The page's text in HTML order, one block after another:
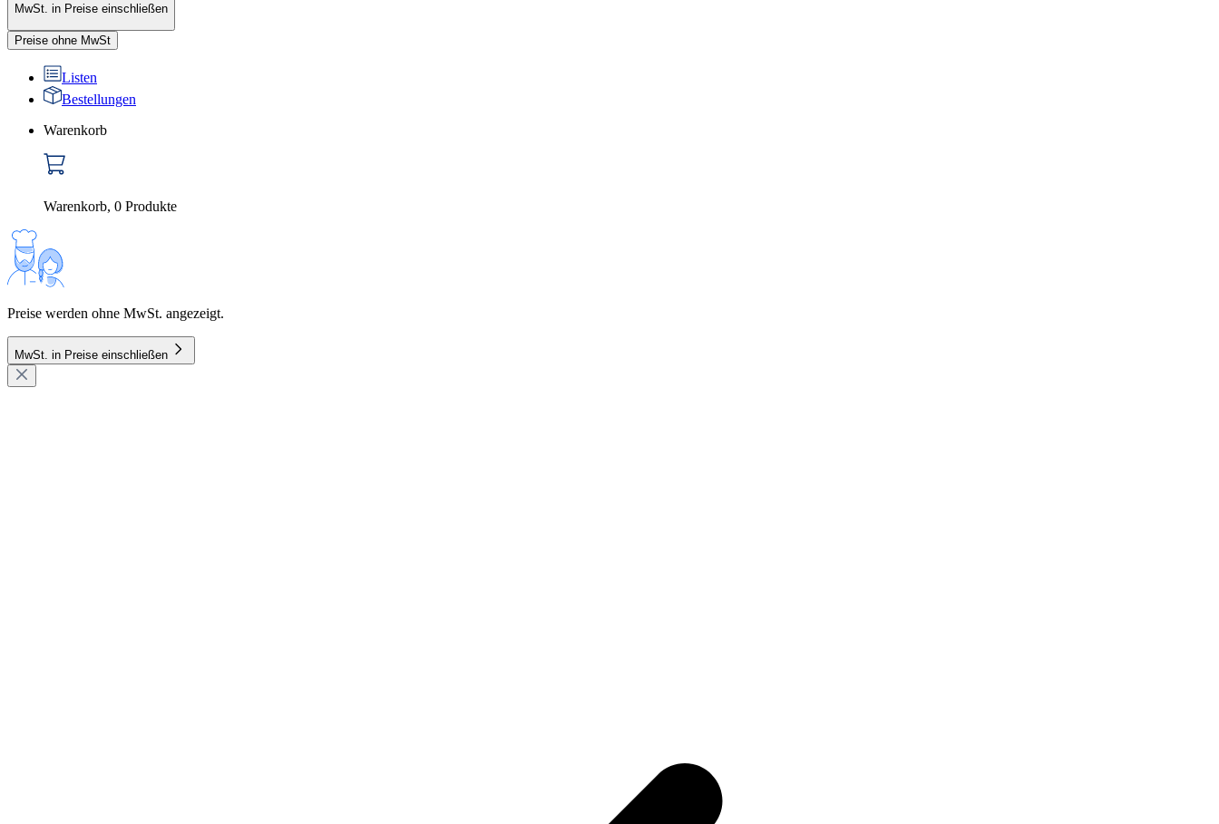
MwSt. in Preise einschließen
Preise ohne MwSt
Listen
Bestellungen
Warenkorb
Warenkorb, 0 Produkte
Preise werden ohne MwSt. angezeigt.
MwSt. in Preise einschließen